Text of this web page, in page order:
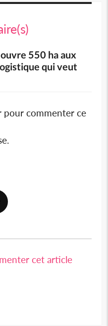
550 ha aux
qui veut
pour commenter ce
cet article